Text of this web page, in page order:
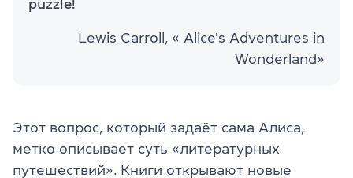
puzzle!
Lewis Carroll, « Alice's Adventures in
Wonderland»
Этот вопрос, который задаёт сама Алиса,
метко описывает суть «литературных
путешествий». Книги открывают новые